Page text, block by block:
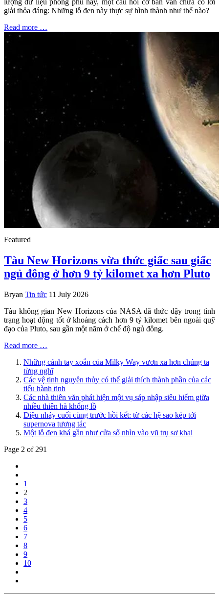
giải thỏa đáng: Những lỗ đen này thực sự hình thành như thế nào?
Read more …
Featured
Tàu New Horizons vừa thức giấc sau giấc
ngủ đông ở hơn 9 tỷ kilomet xa hơn Pluto
Bryan Tin tức 11 July 2026
Tàu không gian New Horizons của NASA đã thức dậy trong tình
trạng hoạt động tốt ở khoảng cách hơn 9 tỷ kilomet bên ngoài quỹ
đạo của Pluto, sau gần một năm ở chế độ ngủ đông.
Read more …
Những cánh tay xoắn của Milky Way vươn xa hơn chúng ta
từng nghĩ
Các vệ tinh nguyên thủy có thể giải thích thành phần của các
tiểu hành tinh
Các nhà thiên văn phát hiện một vụ sáp nhập siêu hiếm giữa
nhiều thiên hà khổng lồ
Điệu nhảy cuối cùng trước hồi kết: từ các hệ sao kép tới
supernova tương tác
Một lỗ đen khá gần như cửa sổ nhìn vào vũ trụ sơ khai
Page 2 of 291
1
2
3
4
5
6
7
8
9
10